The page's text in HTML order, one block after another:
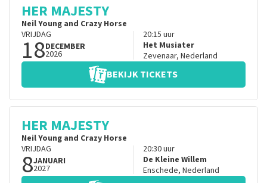
HER MAJESTY
Neil Young and Crazy Horse
VRIJDAG
18DECEMBER
2026
20:15 uur
Het Musiater
Zevenaar, Nederland
BEKIJK TICKETS
HER MAJESTY
Neil Young and Crazy Horse
VRIJDAG
8JANUARI
2027
20:30uur
De Kleine Willem
Enschede, Nederland